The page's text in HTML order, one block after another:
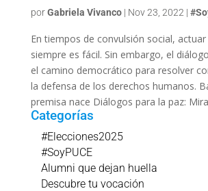
porGabriela Vivanco| Nov 23, 2022 |
En tiempos de convulsión social,
siempre es fácil. Sin embargo, el
el camino democrático para resolver
la defensa de los derechos humanos.
premisa nace Diálogos para la paz:
Categorías
#Elecciones2025
#SoyPUCE
Alumni que dejan huella
Descubre tu vocación